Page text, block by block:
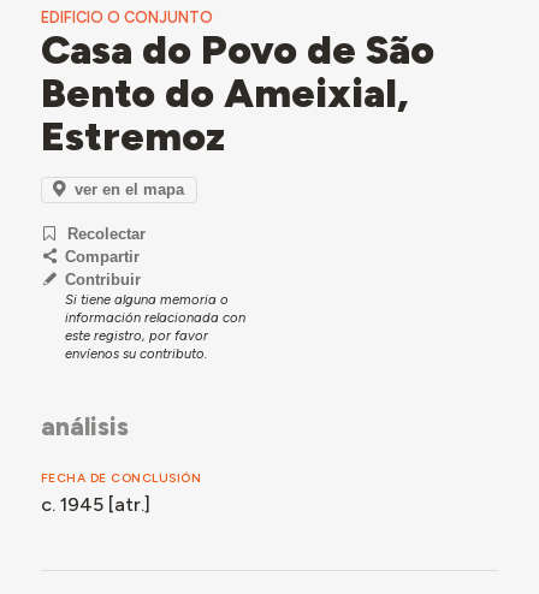
EDIFICIO O CONJUNTO
Casa do Povo de São
Bento do Ameixial,
Estremoz
ver en el mapa
Recolectar
Compartir
Contribuir
Si tiene alguna memoria o
información relacionada con
este registro, por favor
envíenos su contributo.
análisis
FECHA DE CONCLUSIÓN
c. 1945 [atr.]